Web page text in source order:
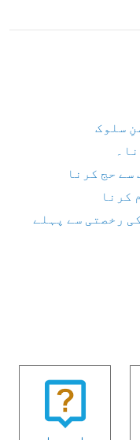
سلوک
سے حج کرنا
کرنا
رخصتی سے پہلے